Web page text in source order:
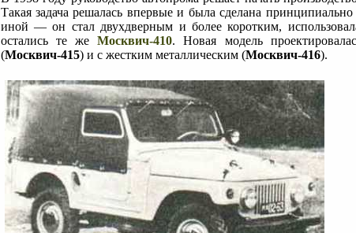
Такая задача решалась впервые и была сделана
иной — он стал двухдверным и более коротким,
остались те жеМосквич-410. Новая модель
(Москвич-415) и с жестким металлическим (Москвич-416).